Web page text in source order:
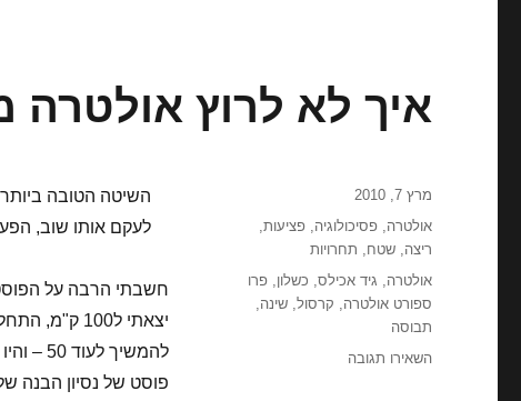
איך לא לרוץ אולטרה
לעקם אותו שוב,
חשבתי הרבה על
פוסט של נסיון הבנה
פורסם
בתאריך
מרץ 7, 2010
קטגוריות
אולטרה,פסיכולוגיה,פציעות,
ריצה,שטח, תחרויות
תגיות
אולטרה, גיד אכילס, כשלון,פרו
ספורט אולטרה, קרסול,שינה,
תבוסה
השאירו תגובה